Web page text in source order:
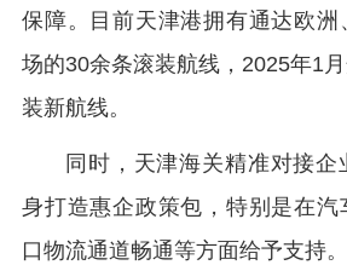
保障。目前天津港拥有通达欧洲
场的30余条滚装航线，2025年1
装新航线。
同时，天津海关精准对接
身打造惠企政策包，特别是在汽
口物流通道畅通等方面给予支持。